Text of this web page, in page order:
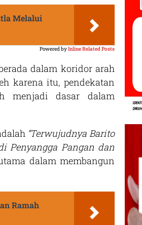
Melalui
Powered byInline Related Posts
dalam koridor arah
karena itu, pendekatan
menjadi dasar dalam
“Terwujudnya Barito
Penyangga Pangan dan
dalam membangun
Ramah